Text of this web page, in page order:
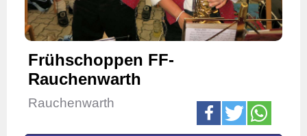
Frühschoppen FF-
Rauchenwarth
Rauchenwarth